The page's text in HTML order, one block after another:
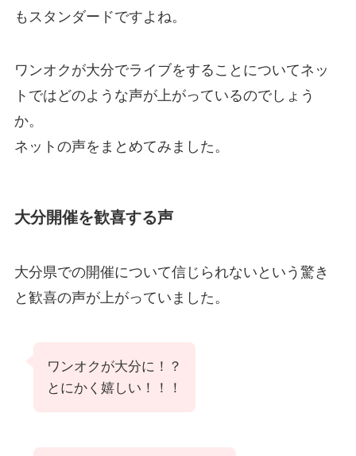
もスタンダードですよね。
ワンオクが大分でライブをすることについてネッ
トではどのような声が上がっているのでしょう
か。
ネットの声をまとめてみました。
大分開催を歓喜する声
大分県での開催について信じられないという驚き
と歓喜の声が上がっていました。
ワンオクが大分に！？
とにかく嬉しい！！！